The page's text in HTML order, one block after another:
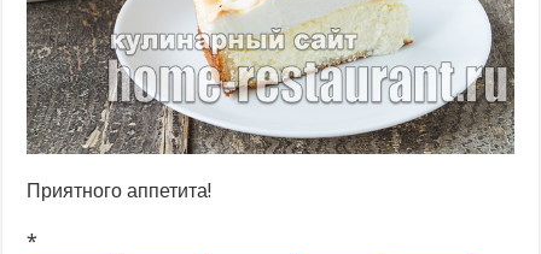
Приятного аппетита!
*